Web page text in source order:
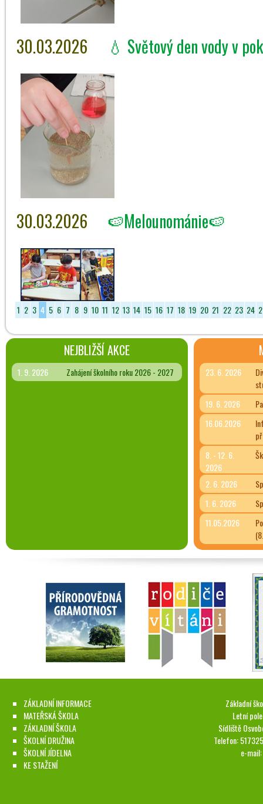
30.03.2026 💧 Světový den vody v
30.03.2026 🍉Melounománie🍉
1 2 3 4 5 6 7 8 9 10 11 12 13 14 15 16 17 18 19 20 21 22 23 24
NEJBLIŽŠÍ AKCE
1. 9. 2026 Zahájení školního roku 2026 - 2027 23. 6. 2026
19. 6. 2026
16.06.2026
8. - 12. 6.
2026
2. 6. 2026
1. 6. 2026
11.05.2026
ZÁKLADNÍ INFORMACE
MATEŘSKÁ ŠKOLA
ZÁKLADNÍ ŠKOLA
ŠKOLNÍ DRUŽINA
ŠKOLNÍ JÍDELNA
KE STAŽENÍ
Základní
Letní
Sídliště
Telefon:
e-mail: